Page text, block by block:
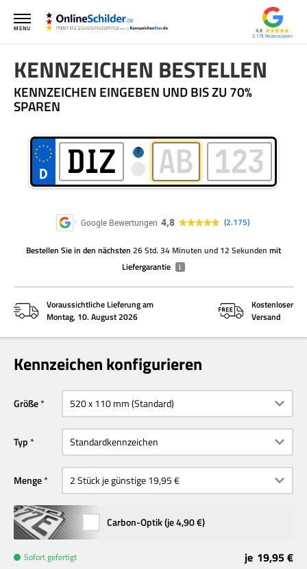
4,8
2.175
MENU
KENNZEICHEN BESTELLEN
KENNZEICHEN EINGEBEN UND BIS ZU 70%
SPAREN
Google Bewertungen 4,8 2.175
Bestellen Siein den nächsten 26 Std. 34 Minuten und 12 Sekunden mit
Liefergarantie
i
Voraussichtliche Lieferung am
Montag, 10. August 2026
Kostenloser
Versand
Kennzeichen konfigurieren
Größe
Typ
Menge
Carbon-Optik (je4,90 €)
Sofort gefertigt je 19,95 €